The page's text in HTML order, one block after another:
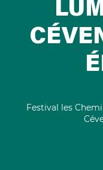
Festival les